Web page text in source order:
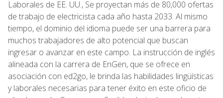
Laborales de EE. UU., Se proyectan más de 80,000 ofertas
de trabajo de electricista cada año hasta 2033. Al mismo
tiempo, el dominio del idioma puede ser una barrera para
muchos trabajadores de alto potencial que buscan
ingresar o avanzar en este campo. La instrucción de inglés
alineada con la carrera de EnGen, que se ofrece en
asociación con ed2go, le brinda las habilidades lingüísticas
y laborales necesarias para tener éxito en este oficio de